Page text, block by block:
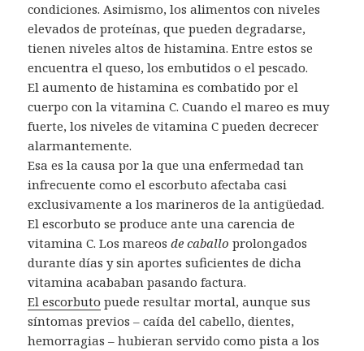
condiciones. Asimismo, los alimentos con niveles
elevados de proteínas, que pueden degradarse,
tienen niveles altos de histamina. Entre estos se
encuentra el queso, los embutidos o el pescado.
El aumento de histamina es combatido por el
cuerpo con la vitamina C. Cuando el mareo es muy
fuerte, los niveles de vitamina C pueden decrecer
alarmantemente.
Esa es la causa por la que una enfermedad tan
infrecuente como el escorbuto afectaba casi
exclusivamente a los marineros de la antigüedad.
El escorbuto se produce ante una carencia de
vitamina C. Los mareosde caballo prolongados
durante días y sin aportes suficientes de dicha
vitamina acababan pasando factura.
El escorbuto puede resultar mortal, aunque sus
síntomas previos – caída del cabello, dientes,
hemorragias – hubieran servido como pista a los